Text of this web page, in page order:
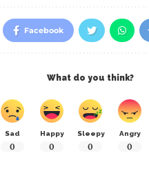
Facebook
What do you think?
Sad
0
Happy
0
Sleepy
0
Angry
0